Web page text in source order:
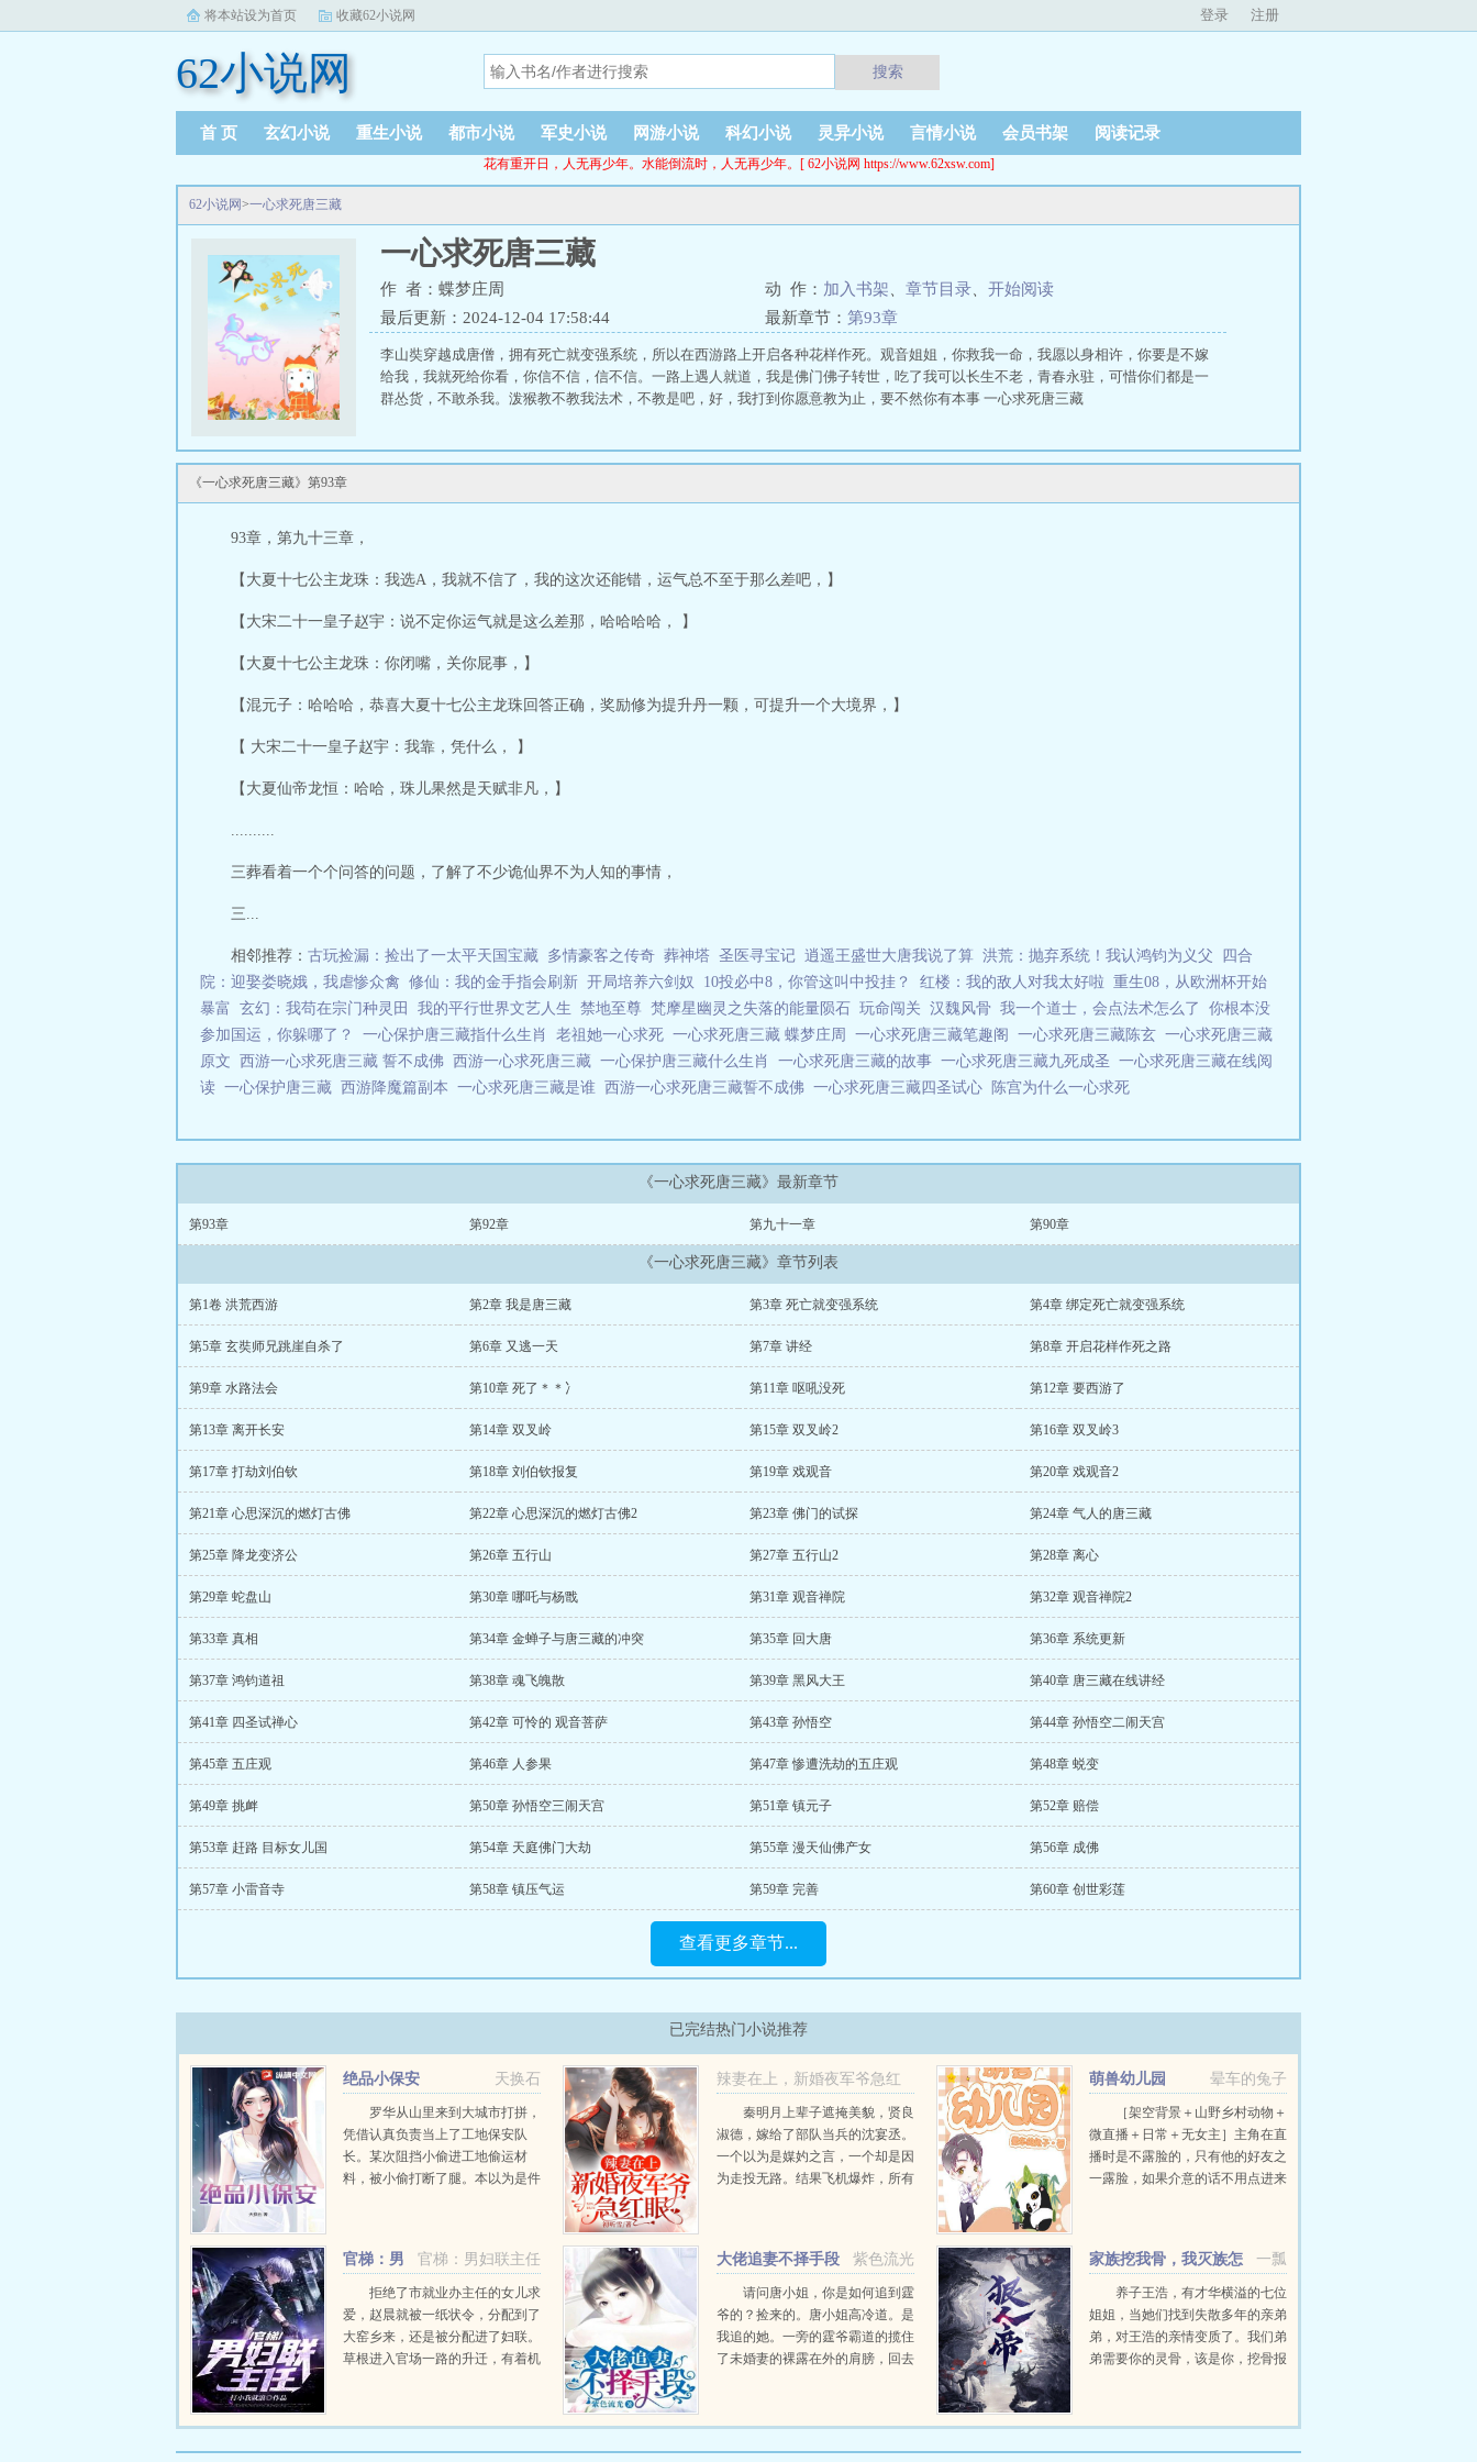
将本站设为首页 收藏62小说网 登录 注册
62小说网 搜索
首 页 玄幻小说 重生小说 都市小说 军史小说 网游小说 科幻小说 灵异小说 言情小说 会员书架 阅读记录
花有重开日，人无再少年。水能倒流时，人无再少年。[ 62小说网 https://www.62xsw.com]
62小说网>一心求死唐三藏
一心求死唐三藏
作 者：蝶梦庄周 动 作： 加入书架 章节目录
开始阅读
最后更新：2024-12-04 17:58:44
最新章节： 第93章
李山奘穿越成唐僧，拥有死亡就变强系统，所以在西游路上开启各种花样作死。观音姐姐，你救我一命，我愿以身相许，你要是不嫁
给我，我就死给你看，你信不信，信不信。一路上遇人就道，我是佛门佛子转世，吃了我可以长生不老，青春永驻，可惜你们都是一
群怂货，不敢杀我。泼猴教不教我法术，不教是吧，好，我打到你愿意教为止，要不然你有本事 一心求死唐三藏
《一心求死唐三藏》第93章
93章，第九十三章，
【大夏十七公主龙珠：我选A，我就不信了，我的这次还能错，运气总不至于那么差吧，】
【大宋二十一皇子赵宇：说不定你运气就是这么差那，哈哈哈哈， 】
【大夏十七公主龙珠：你闭嘴，关你屁事，】
【混元子：哈哈哈，恭喜大夏十七公主龙珠回答正确，奖励修为提升丹一颗，可提升一个大境界，】
【 大宋二十一皇子赵宇：我靠，凭什么， 】
【大夏仙帝龙恒：哈哈，珠儿果然是天赋非凡，】
..........
三葬看着一个个问答的问题，了解了不少诡仙界不为人知的事情，
三...
相邻推荐： 古玩捡漏：捡出了一太平天国宝藏 多情豪客之传奇 葬神塔 圣医寻宝记 逍遥王盛世大唐我说了算 洪荒：抛弃系统！我认鸿钧为义父
四合
院：迎娶娄晓娥，我虐惨众禽 修仙：我的金手指会刷新 开局培养六剑奴 10投必中8，你管这叫中投挂？ 红楼：我的敌人对我太好啦 重生08，从欧洲杯开始
暴富 玄幻：我苟在宗门种灵田 我的平行世界文艺人生 禁地至尊 梵摩星幽灵之失落的能量陨石 玩命闯关 汉魏风骨 我一个道士，会点法术怎么了
你根本没
参加国运，你躲哪了？
一心保护唐三藏指什么生肖 老祖她一心求死 一心求死唐三藏 蝶梦庄周 一心求死唐三藏笔趣阁 一心求死唐三藏陈玄 一心求死唐三藏
原文 西游一心求死唐三藏 誓不成佛 西游一心求死唐三藏 一心保护唐三藏什么生肖 一心求死唐三藏的故事 一心求死唐三藏九死成圣 一心求死唐三藏在线阅
读 一心保护唐三藏 西游降魔篇副本 一心求死唐三藏是谁 西游一心求死唐三藏誓不成佛 一心求死唐三藏四圣试心 陈宫为什么一心求死
《一心求死唐三藏》最新章节
第93章 第92章 第九十一章 第90章
《一心求死唐三藏》章节列表
第1卷 洪荒西游 第2章 我是唐三藏 第3章 死亡就变强系统 第4章 绑定死亡就变强系统
第5章 玄奘师兄跳崖自杀了 第6章 又逃一天 第7章 讲经 第8章 开启花样作死之路
第9章 水路法会 第10章 死了＊＊冫 第11章 呕吼没死 第12章 要西游了
第13章 离开长安 第14章 双叉岭 第15章 双叉岭2 第16章 双叉岭3
第17章 打劫刘伯钦 第18章 刘伯钦报复 第19章 戏观音 第20章 戏观音2
第21章 心思深沉的燃灯古佛 第22章 心思深沉的燃灯古佛2 第23章 佛门的试探 第24章 气人的唐三藏
第25章 降龙变济公 第26章 五行山 第27章 五行山2 第28章 离心
第29章 蛇盘山 第30章 哪吒与杨戬 第31章 观音禅院 第32章 观音禅院2
第33章 真相 第34章 金蝉子与唐三藏的冲突 第35章 回大唐 第36章 系统更新
第37章 鸿钧道祖 第38章 魂飞魄散 第39章 黑风大王 第40章 唐三藏在线讲经
第41章 四圣试禅心 第42章 可怜的 观音菩萨 第43章 孙悟空 第44章 孙悟空二闹天宫
第45章 五庄观 第46章 人参果 第47章 惨遭洗劫的五庄观 第48章 蜕变
第49章 挑衅 第50章 孙悟空三闹天宫 第51章 镇元子 第52章 赔偿
第53章 赶路 目标女儿国 第54章 天庭佛门大劫 第55章 漫天仙佛产女 第56章 成佛
第57章 小雷音寺 第58章 镇压气运 第59章 完善 第60章 创世彩莲
查看更多章节...
已完结热门小说推荐
天换石
绝品小保安
罗华从山里来到大城市打拼，
凭借认真负责当上了工地保安队
长。某次阻挡小偷进工地偷运材
料，被小偷打断了腿。本以为是件
给。...
辣妻在上，新婚夜军爷急红
眼！
辣妻在上，新婚夜军爷急红
眼！
秦明月上辈子遮掩美貌，贤良
淑德，嫁给了部队当兵的沈宴丞。
一个以为是媒妁之言，一个却是因
为走投无路。结果飞机爆炸，所有
异母的妹妹却千里奔...
晕车的兔子
萌兽幼儿园
［架空背景＋山野乡村动物＋
微直播＋日常＋无女主］主角在直
播时是不露脸的，只有他的好友之
一露脸，如果介意的话不用点进来
吃，不偷不抢，...
官梯：男妇联主任
官梯：男
妇联主任
拒绝了市就业办主任的女儿求
爱，赵晨就被一纸状令，分配到了
大窑乡来，还是被分配进了妇联。
草根进入官场一路的升迁，有着机
之道，从青涩到成熟，从草根到顶
紫色流光
大佬追妻不择手段
请问唐小姐，你是如何追到霆
爷的？捡来的。唐小姐高冷道。是
我追的她。一旁的霆爷霸道的揽住
了未婚妻的裸露在外的肩膀，回去
的？对于这两...
一瓢
家族挖我骨，我灭族怎
么了养子王浩，有才华横溢的七位
姐姐，当她们找到失散多年的亲弟
弟，对王浩的亲情变质了。我们弟
弟需要你的灵骨，该是你，挖骨报
改名为楚浩。他在机缘巧合下获得